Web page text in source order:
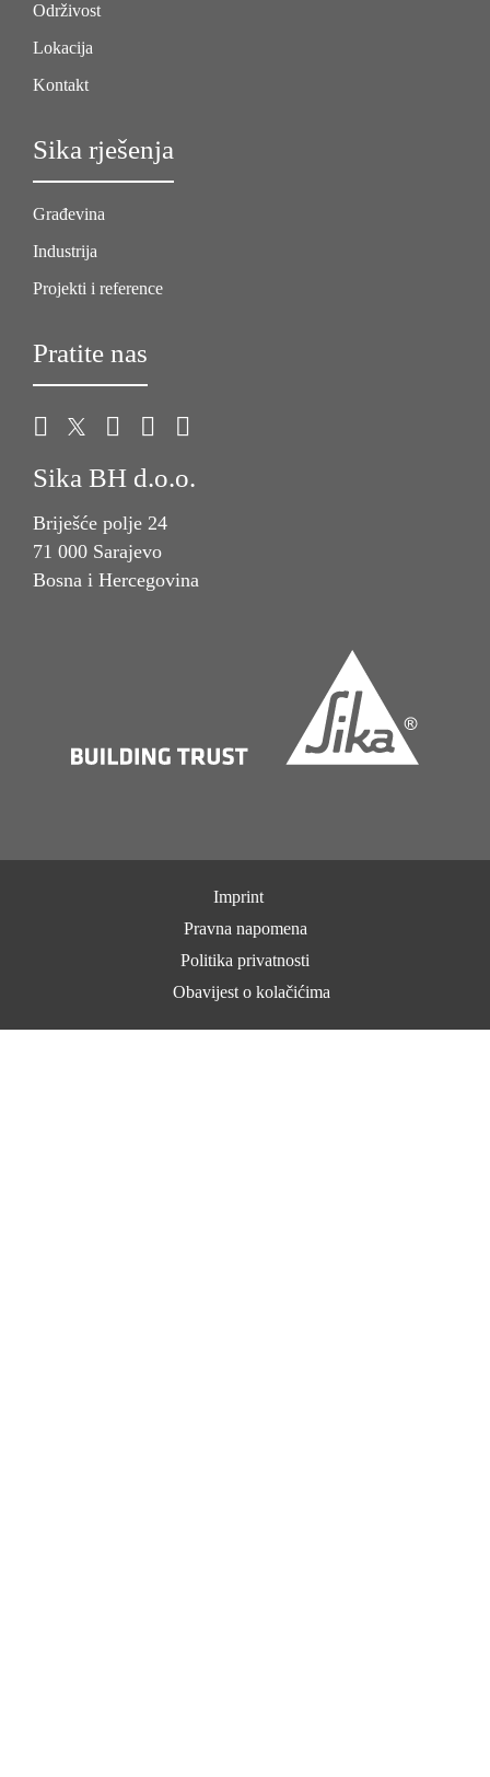
Održivost
Lokacija
Kontakt
Sika rješenja
Građevina
Industrija
Projekti i reference
Pratite nas
Sika BH d.o.o.
Briješće polje 24
71 000 Sarajevo
Bosna i Hercegovina
Imprint
Pravna napomena
Politika privatnosti
Obavijest o kolačićima